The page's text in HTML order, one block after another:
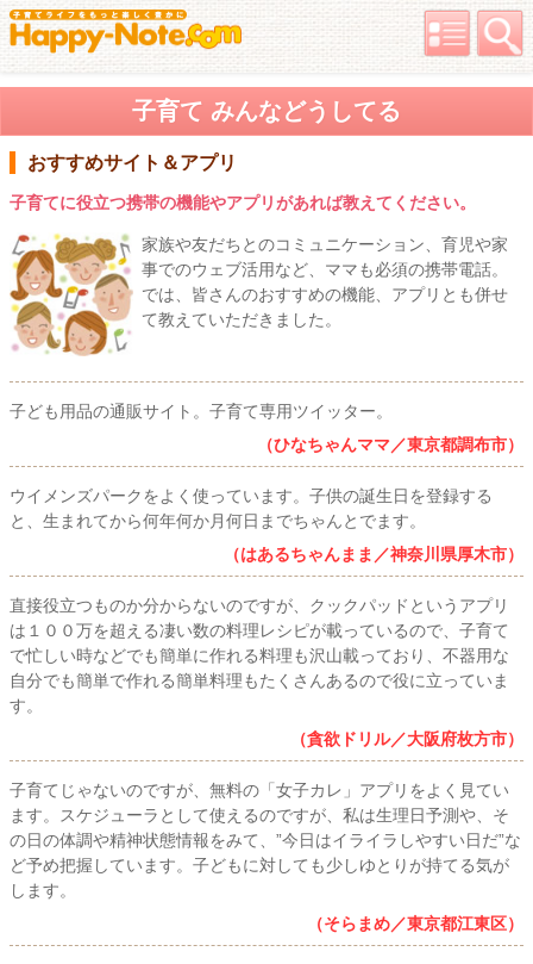
子育て みんなどうしてる
おすすめサイト＆アプリ
子育てに役立つ携帯の機能やアプリがあれば教えてください。
家族や友だちとのコミュニケーション、育児や家
事でのウェブ活用など、ママも必須の携帯電話。
では、皆さんのおすすめの機能、アプリとも併せ
て教えていただきました。
子ども用品の通販サイト。子育て専用ツイッター。
（ひなちゃんママ／東京都調布市）
ウイメンズパークをよく使っています。子供の誕生日を登録する
と、生まれてから何年何か月何日までちゃんとでます。
（はあるちゃんまま／神奈川県厚木市）
直接役立つものか分からないのですが、クックパッドというアプリ
は１００万を超える凄い数の料理レシピが載っているので、子育て
で忙しい時などでも簡単に作れる料理も沢山載っており、不器用な
自分でも簡単で作れる簡単料理もたくさんあるので役に立っていま
す。
（貪欲ドリル／大阪府枚方市）
子育てじゃないのですが、無料の「女子カレ」アプリをよく見てい
ます。スケジューラとして使えるのですが、私は生理日予測や、そ
の日の体調や精神状態情報をみて、”今日はイライラしやすい日だ”な
ど予め把握しています。子どもに対しても少しゆとりが持てる気が
します。
（そらまめ／東京都江東区）